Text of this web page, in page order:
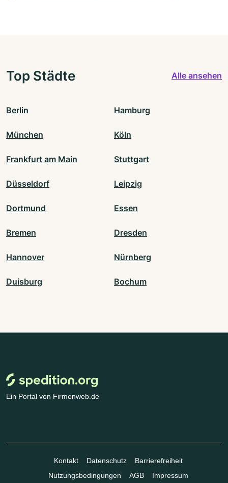
Top Städte Alle ansehen
Berlin Hamburg
München Köln
Frankfurt am Main Stuttgart
Düsseldorf Leipzig
Dortmund Essen
Bremen Dresden
Hannover Nürnberg
Duisburg Bochum
Ein Portal von Firmenweb.de
Kontakt Datenschutz
Barrierefreiheit
Nutzungsbedingungen
AGB Impressum